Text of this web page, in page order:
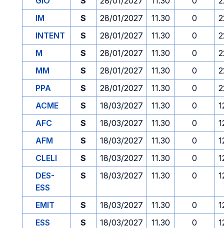
IM
S 28/01/2027 11.30 0
INTENT
S 28/01/2027 11.30 0
M
S 28/01/2027 11.30 0
MM
S 28/01/2027 11.30 0
PPA
S 28/01/2027 11.30 0
ACME
S 18/03/2027 11.30 0
AFC
S 18/03/2027 11.30 0
AFM
S 18/03/2027 11.30 0
CLELI
S 18/03/2027 11.30 0
DES-
ESS
S 18/03/2027 11.30 0
EMIT S 18/03/2027 11.30 0
ESS
S 18/03/2027 11.30 0